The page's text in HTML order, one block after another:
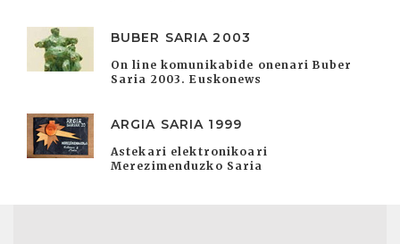
BUBER SARIA 2003
On line komunikabide onenari Buber
Saria 2003. Euskonews
ARGIA SARIA 1999
Astekari elektronikoari
Merezimenduzko Saria